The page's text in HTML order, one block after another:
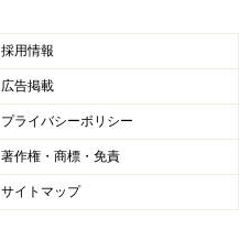
採用情報
広告掲載
プライバシーポリシー
著作権・商標・免責
サイトマップ